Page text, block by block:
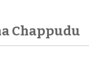
Chappudu